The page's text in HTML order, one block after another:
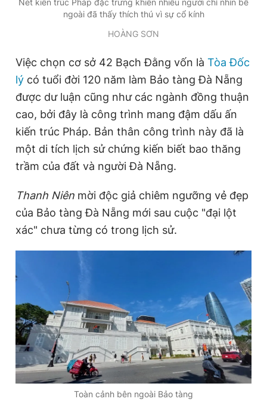
Nét kiến trúc Pháp đặc trưng khiến nhiều người chỉ nhìn bề
ngoài đã thấy thích thú vì sự cổ kính
HOÀNG SƠN
Việc chọn cơ sở 42 Bạch Đằng vốn là Tòa Đốc
lý có tuổi đời 120 năm làm Bảo tàng Đà Nẵng
được dư luận cũng như các ngành đồng thuận
cao, bởi đây là công trình mang đậm dấu ấn
kiến trúc Pháp. Bản thân công trình này đã là
một di tích lịch sử chứng kiến biết bao thăng
trầm của đất và người Đà Nẵng.
Thanh Niên mời độc giả chiêm ngưỡng vẻ đẹp
của Bảo tàng Đà Nẵng mới sau cuộc "đại lột
xác" chưa từng có trong lịch sử.
Toàn cảnh bên ngoài Bảo tàng